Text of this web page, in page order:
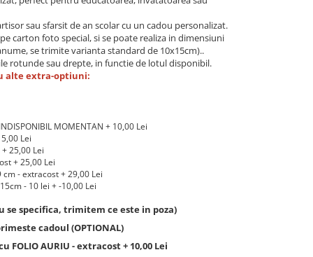
sau sfarsit de an scolar cu un cadou personalizat.
carton foto special, si se poate realiza in dimensiuni
se trimite varianta standard de 10x15cm)..
rotunde sau drepte, in functie de lotul disponibil.
alte extra-optiuni:
MOMENTAN + 10,00 Lei
Lei
25,00 Lei
+ 25,00 Lei
- extracost + 29,00 Lei
- 10 lei + -10,00 Lei
se specifica, trimitem ce este in poza)
cadoul (OPTIONAL)
FOLIO AURIU - extracost + 10,00 Lei